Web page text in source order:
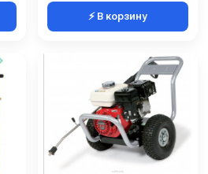
⚡ В корзину